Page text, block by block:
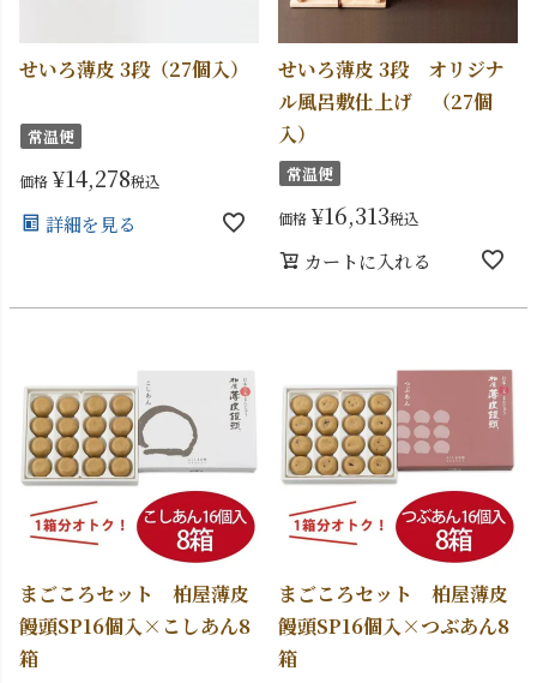
せいろ薄皮 3段（27個入）
常温便
価格 ¥14,278税込
詳細を見る
せいろ薄皮 3段 オリジナ
ル風呂敷仕上げ （27個
入）
常温便
価格 ¥16,313税込
カートに入れる
まごころセット 柏屋薄皮
饅頭SP16個入×こしあん8
箱
まごころセット 柏屋薄皮
饅頭SP16個入×つぶあん8
箱